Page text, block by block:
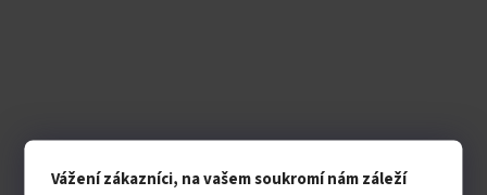
Vážení zákazníci, na vašem soukromí nám záleží